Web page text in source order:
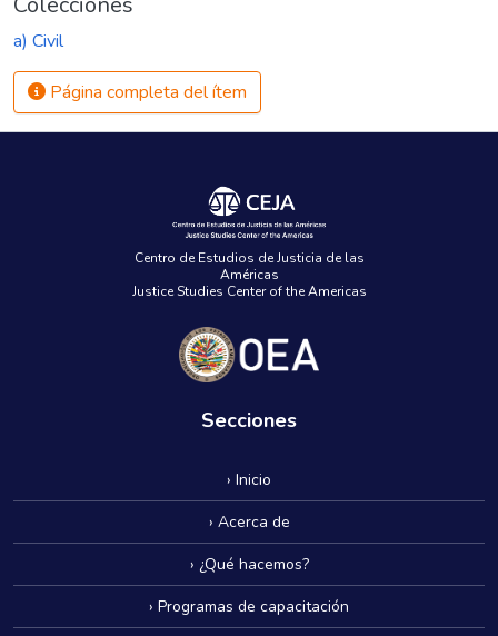
a) Civil
Página completa del ítem
Centro de Estudios de Justicia de las
Américas
Justice Studies Center of the Americas
Secciones
› Inicio
› Acerca de
› ¿Qué hacemos?
› Programas de capacitación